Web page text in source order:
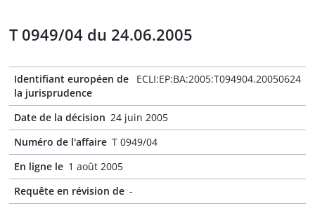
T 0949/04 du 24.06.2005
Identifiant européen de
la jurisprudence
ECLI:EP:BA:2005:T094904.20050624
Date de la décision 24 juin 2005
Numéro de l'affaire T 0949/04
En ligne le 1 août 2005
Requête en révision de -